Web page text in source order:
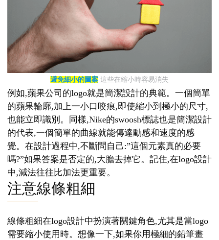
避免細小的圖案 這些在縮小時容易消失
例如,蘋果公司的logo就是簡潔設計的典範。一個簡單
的蘋果輪廓,加上一小口咬痕,即使縮小到極小的尺寸,
也能立即識別。同樣,Nike的swoosh標誌也是簡潔設計
的代表,一個簡單的曲線就能傳達動感和速度的感
覺。在設計過程中,不斷問自己:”這個元素真的必要
嗎?”如果答案是否定的,大膽去掉它。記住,在logo設計
中,減法往往比加法更重要。
注意線條粗細
線條粗細在logo設計中扮演著關鍵角色,尤其是當logo
需要縮小使用時。想像一下,如果你用極細的鉛筆畫